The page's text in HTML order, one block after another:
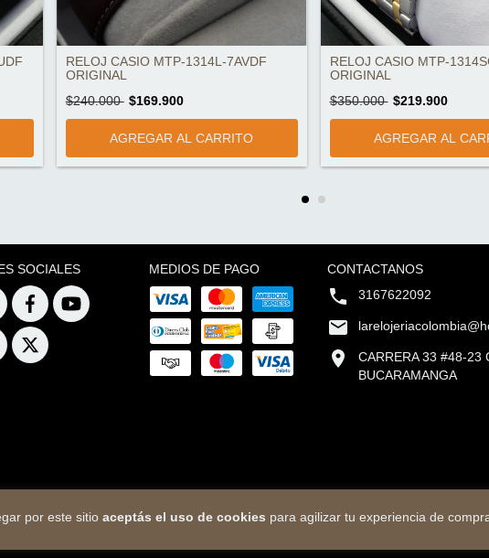
por este sitio aceptás el uso de cookies para agilizar tu experiencia de
RELOJ CASIO MTP-1314L-7AVDF
ORIGINAL
$240.000 $169.900
RELOJ CASIO MTP-
ORIGINAL
$350.000 $219.900
SOCIALES MEDIOS DE PAGO
CONTACTANOS
3167622092
CARRERA 33 #48-23
BUCARAMANGA